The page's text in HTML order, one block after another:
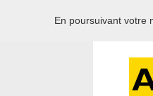
En poursuivant votre